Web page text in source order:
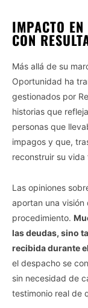
IMPACTO
CON
Más allá de su
Oportunidad ha
gestionados por
historias que
personas que
impagos y que,
reconstruir su vida
Las opiniones
aportan una
procedimiento.
las deudas, sino
recibida durante
el despacho se
sin necesidad de
testimonio real de